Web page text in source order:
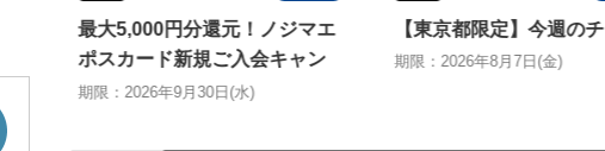
最大5,000円分還元！ノジマエ
ポスカード新規ご入会キャン
ペーン
期限：2026年9月30日(水)
【東京都限定】今週の
期限：2026年8月7日(金)